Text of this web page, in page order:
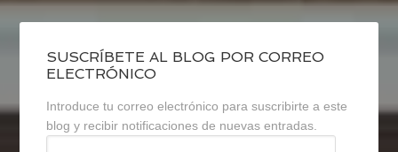
SUSCRÍBETE AL BLOG POR CORREO
ELECTRÓNICO
Introduce tu correo electrónico para suscribirte a este
blog y recibir notificaciones de nuevas entradas.